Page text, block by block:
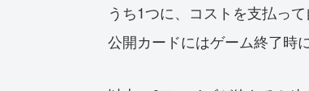
うち1つに、コストを支払って
公開カードにはゲーム終了時